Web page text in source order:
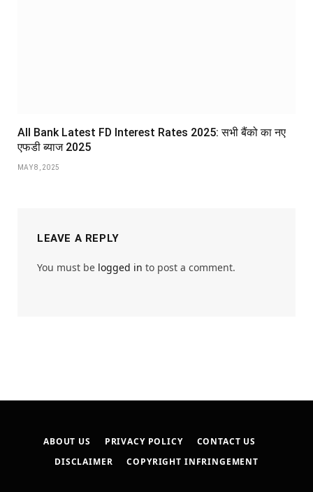
All Bank Latest FD Interest Rates 2025: सभी बैंको का नए
एफडी ब्याज 2025
MAY 8, 2025
LEAVE A REPLY
You must be logged in to post a comment.
ABOUT US PRIVACY POLICY
CONTACT US
DISCLAIMER
COPYRIGHT INFRINGEMENT